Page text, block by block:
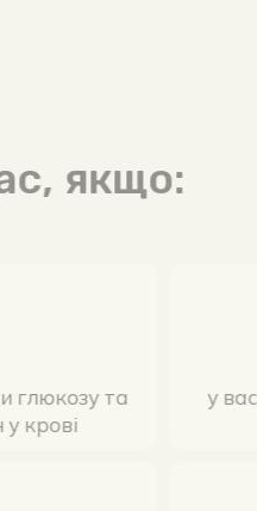
якщо:
глюкозу та
у крові